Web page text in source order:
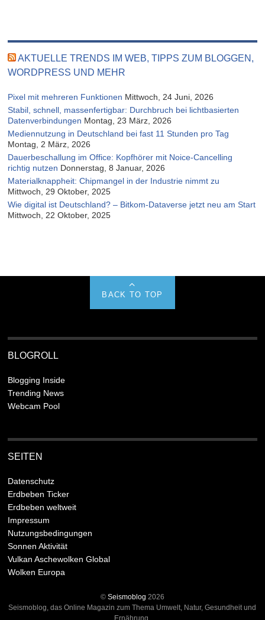
AKTUELLE TRENDS IM WEB, TIPPS ZUM BLOGGEN,
WORDPRESS UND MEHR
Pixel mit mehreren Funktionen Mittwoch, 24 Juni, 2026
Stabil, schnell, massenfertigbar: Durchbruch bei lichtbasierten
Datenverbindungen Montag, 23 März, 2026
Mediennutzung in Deutschland bei fast 11 Stunden pro Tag
Montag, 2 März, 2026
Dauerbeschallung im Office: Kopfhörer mit Noice-Cancelling
richtig nutzen Donnerstag, 8 Januar, 2026
Materialknappheit: Chipmangel in der Industrie nimmt zu
Mittwoch, 29 Oktober, 2025
Wie digital ist Deutschland? – Bitkom-Dataverse jetzt neu am Start
Mittwoch, 22 Oktober, 2025
BACK TO TOP
BLOGROLL
Blogging Inside
Trending News
Webcam Pool
SEITEN
Datenschutz
Erdbeben Ticker
Erdbeben weltweit
Impressum
Nutzungsbedingungen
Sonnen Aktivität
Vulkan Aschewolken Global
Wolken Europa
© Seismoblog 2026
Seismoblog, das Online Magazin zum Thema Umwelt, Natur, Gesundheit und
Ernährung.